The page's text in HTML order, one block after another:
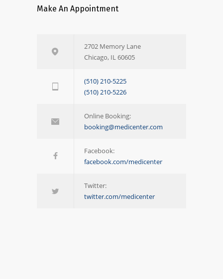
Make An Appointment
2702 Memory Lane
Chicago, IL 60605
(510) 210-5225
(510) 210-5226
Online Booking:
booking@medicenter.com
Facebook:
facebook.com/medicenter
Twitter:
twitter.com/medicenter